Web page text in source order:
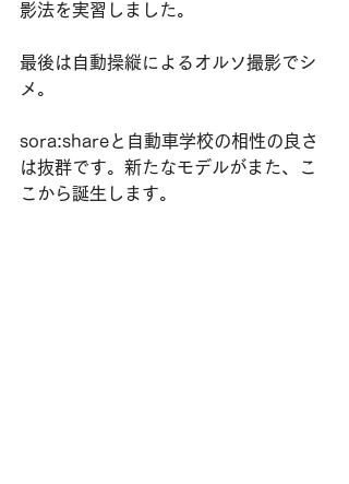
影法を実習しました。
最後は自動操縦によるオルソ撮影でシ
メ。
sora:shareと自動車学校の相性の良さ
は抜群です。新たなモデルがまた、こ
こから誕生します。